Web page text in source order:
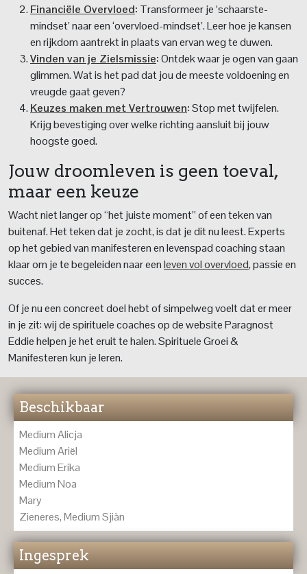
Financiële Overvloed: Transformeer je ‘schaarste-
mindset’ naar een ‘overvloed-mindset’. Leer hoe je kansen
en rijkdom aantrekt in plaats van ervan weg te duwen.
Vinden van je Zielsmissie:Ontdek waar je ogen van gaan
glimmen. Wat is het pad dat jou de meeste voldoening en
vreugde gaat geven?
Keuzes maken met Vertrouwen:Stop met twijfelen.
Krijg bevestiging over welke richting aansluit bij jouw
hoogste goed.
Jouw droomleven is geen toeval,
maar een keuze
Wacht niet langer op “het juiste moment” of een teken van
buitenaf. Het teken dat je zocht, is dat je dit nu leest. Experts
op het gebied van manifesteren en levenspad coaching staan
klaar om je te begeleiden naar eenleven vol overvloed, passie en
succes.
Of je nu een concreet doel hebt of simpelweg voelt dat er meer
in je zit: wij de spirituele coaches op de website Paragnost
Eddie helpen je het eruit te halen. Spirituele Groei &
Manifesteren kun je leren.
Beschikbaar
Medium Alicja
Medium Ariël
Medium Erika
Medium Noa
Mary
Zieneres, Medium Sjiàn
Ingesprek